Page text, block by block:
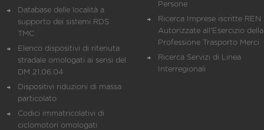
Database delle località a
supporto dei sistemi RDS
TMC
Elenco dispositivi di ritenuta
stradale omologati ai sensi del
DM 21.06.04
Dispositivi riduzioni di massa
particolato
Codici immatricolativi di
ciclomotori omologati
Persone
Ricerca Imprese iscritte REN
Autorizzate all'Esercizio della
Professione Trasporto Merci
Ricerca Servizi di Linea
Interregionali